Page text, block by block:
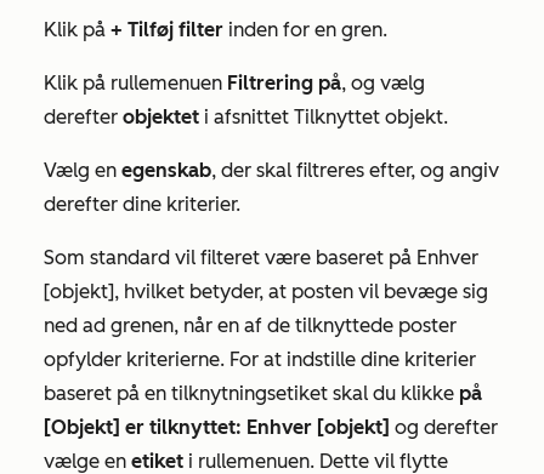
Klik på + Tilføj filter inden for en gren.
Klik på rullemenuen Filtrering på, og vælg
derefter objektet i afsnittet Tilknyttet objekt.
Vælg en egenskab, der skal filtreres efter, og angiv
derefter dine kriterier.
Som standard vil filteret være baseret på Enhver
[objekt], hvilket betyder, at posten vil bevæge sig
ned ad grenen, når en af de tilknyttede poster
opfylder kriterierne. For at indstille dine kriterier
baseret på en tilknytningsetiket skal du klikke på
[Objekt] er tilknyttet: Enhver [objekt] og derefter
vælge en etiket i rullemenuen. Dette vil flytte